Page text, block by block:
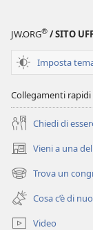
JW.ORG® / SITO
Imposta
Collegamenti rapidi
Chiedi di
Vieni a una
(apre
una
nuova
finestra)
Trova un
(apre
una
nuova
finestra)
Cosa c’è di
Video